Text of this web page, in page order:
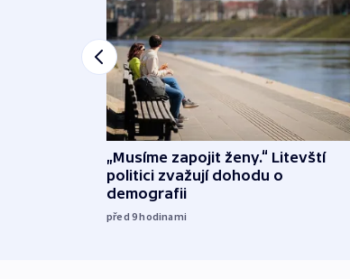
„Musíme zapojit ženy.“ Litevští
politici zvažují dohodu o
demografii
před 9hodinami